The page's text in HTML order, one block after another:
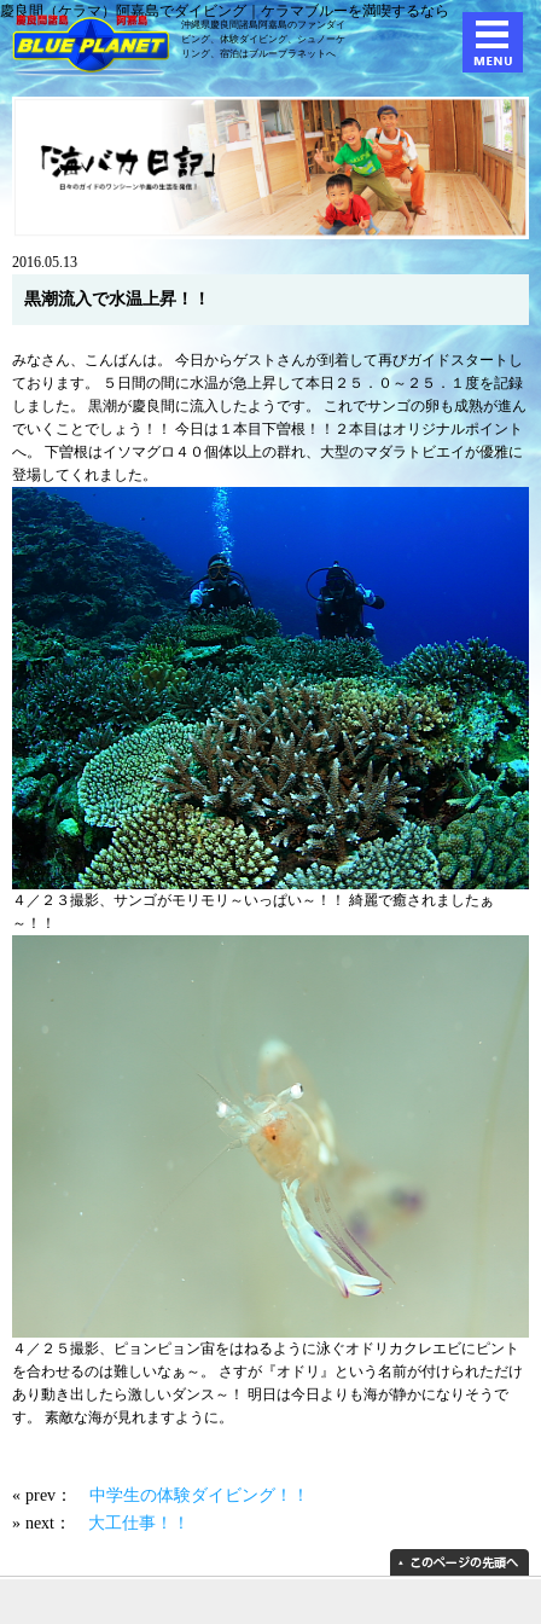
慶良間（ケラマ）阿嘉島でダイビング｜ケラマブルーを満喫するなら
沖縄県慶良間諸島阿嘉島のファンダイ
ビング、体験ダイビング、シュノーケ
リング、宿泊はブループラネットへ
2016.05.13
黒潮流入で水温上昇！！
みなさん、こんばんは。 今日からゲストさんが到着して再びガイドスタートし
ております。 ５日間の間に水温が急上昇して本日２５．０～２５．１度を記録
しました。 黒潮が慶良間に流入したようです。 これでサンゴの卵も成熟が進ん
でいくことでしょう！！ 今日は１本目下曽根！！２本目はオリジナルポイント
へ。 下曽根はイソマグロ４０個体以上の群れ、大型のマダラトビエイが優雅に
登場してくれました。
４／２３撮影、サンゴがモリモリ～いっぱい～！！ 綺麗で癒されましたぁ
～！！
４／２５撮影、ピョンピョン宙をはねるように泳ぐオドリカクレエビにピント
を合わせるのは難しいなぁ～。 さすが『オドリ』という名前が付けられただけ
あり動き出したら激しいダンス～！ 明日は今日よりも海が静かになりそうで
す。 素敵な海が見れますように。
« prev： 中学生の体験ダイビング！！
» next： 大工仕事！！